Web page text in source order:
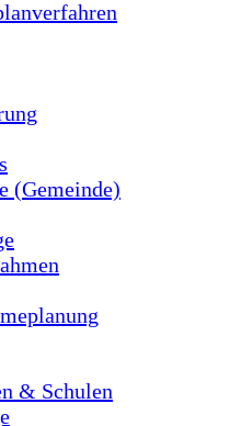
(Gemeinde)
& Schulen